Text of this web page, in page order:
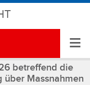
≡
betreffend die
Massnahmen